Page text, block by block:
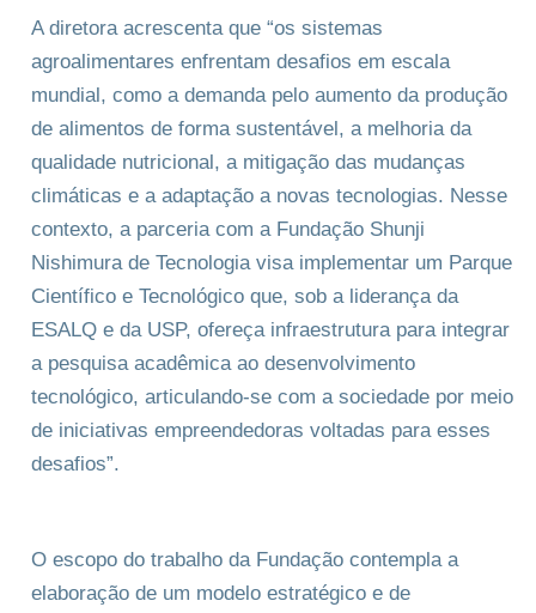
A diretora acrescenta que “os sistemas
agroalimentares enfrentam desafios em escala
mundial, como a demanda pelo aumento da produção
de alimentos de forma sustentável, a melhoria da
qualidade nutricional, a mitigação das mudanças
climáticas e a adaptação a novas tecnologias. Nesse
contexto, a parceria com a Fundação Shunji
Nishimura de Tecnologia visa implementar um Parque
Científico e Tecnológico que, sob a liderança da
ESALQ e da USP, ofereça infraestrutura para integrar
a pesquisa acadêmica ao desenvolvimento
tecnológico, articulando-se com a sociedade por meio
de iniciativas empreendedoras voltadas para esses
desafios”.
O escopo do trabalho da Fundação contempla a
elaboração de um modelo estratégico e de